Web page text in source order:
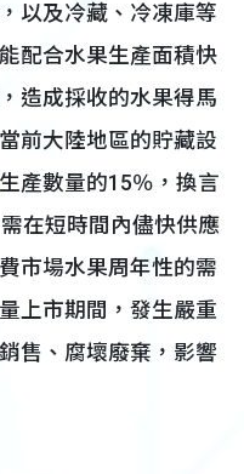
以及冷藏、冷凍庫等
配合水果生產面積快
造成採收的水果得馬
前大陸地區的貯藏設
產數量的15％，換言
在短時間內儘快供應
市場水果周年性的需
上市期間，發生嚴重
售、腐壞廢棄，影響